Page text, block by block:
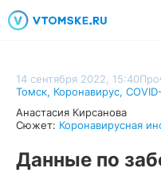
14 сентября 2022, 15:40
Томск, Коронавирус,
Анастасия Кирсанова
Сюжет: Коронавирусная
Данные по